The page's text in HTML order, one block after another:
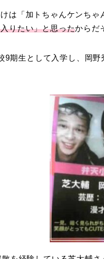
は「加トちゃんケンち
りたい」と思ったからだ
9期生として入学し、岡